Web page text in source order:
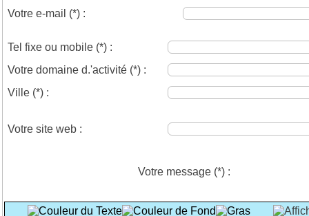
Votre e-mail (*) :
Tel fixe ou mobile (*) :
Votre domaine d.'activité (*) :
Ville (*) :
Votre site web :
Votre message (*) :